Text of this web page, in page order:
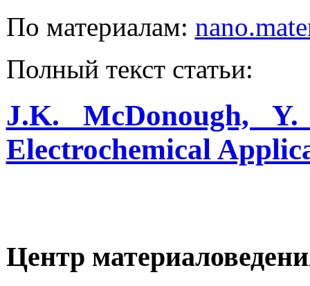
По материалам:
Полный текст статьи:
J.K. McDonough,
Electrochemical
Центр